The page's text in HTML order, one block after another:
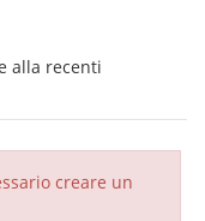
alla recenti
creare un